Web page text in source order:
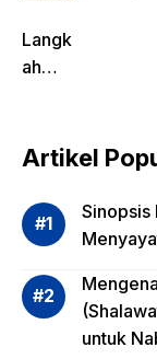
Langk
ah
dalam
si
Risiko
asi
Reksa
Artikel
Sinopsis
untuk